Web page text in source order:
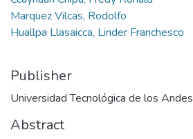
Marquez Vilcas, Rodolfo
Huallpa Llasaicca, Linder Franchesco
Publisher
Universidad Tecnológica de los Andes
Abstract